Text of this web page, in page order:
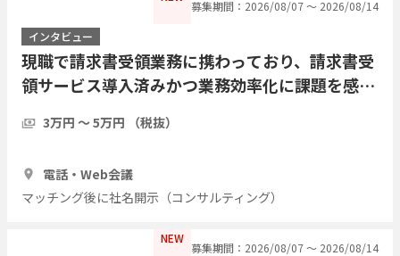
募集期間：2026/08/07 〜 2026/08/14
インタビュー
現職で請求書受領業務に携わっており、請求書受
領サービス導入済みかつ業務効率化に課題を感じ
3万円 〜 5万円 （税抜）
電話・Web会議
マッチング後に社名開示（コンサルティング）
NEW
募集期間：2026/08/07 〜 2026/08/14